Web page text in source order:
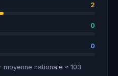
2
0
0
· moyenne nationale ≈ 103